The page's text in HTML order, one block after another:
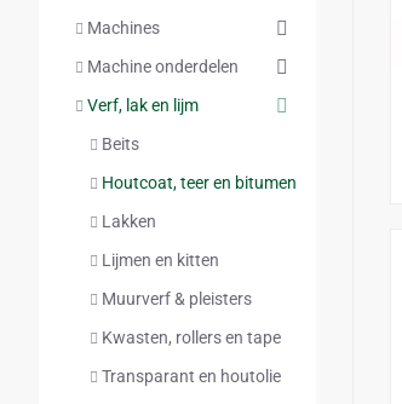
Machines
Machine onderdelen
Verf, lak en lijm
Beits
Houtcoat, teer en bitumen
Lakken
Lijmen en kitten
Muurverf & pleisters
Kwasten, rollers en tape
Transparant en houtolie